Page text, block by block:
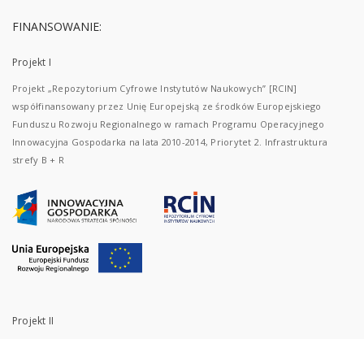
FINANSOWANIE:
Projekt I
Projekt „Repozytorium Cyfrowe Instytutów Naukowych” [RCIN]
współfinansowany przez Unię Europejską ze środków Europejskiego
Funduszu Rozwoju Regionalnego w ramach Programu Operacyjnego
Innowacyjna Gospodarka na lata 2010-2014, Priorytet 2. Infrastruktura
strefy B + R
Projekt II